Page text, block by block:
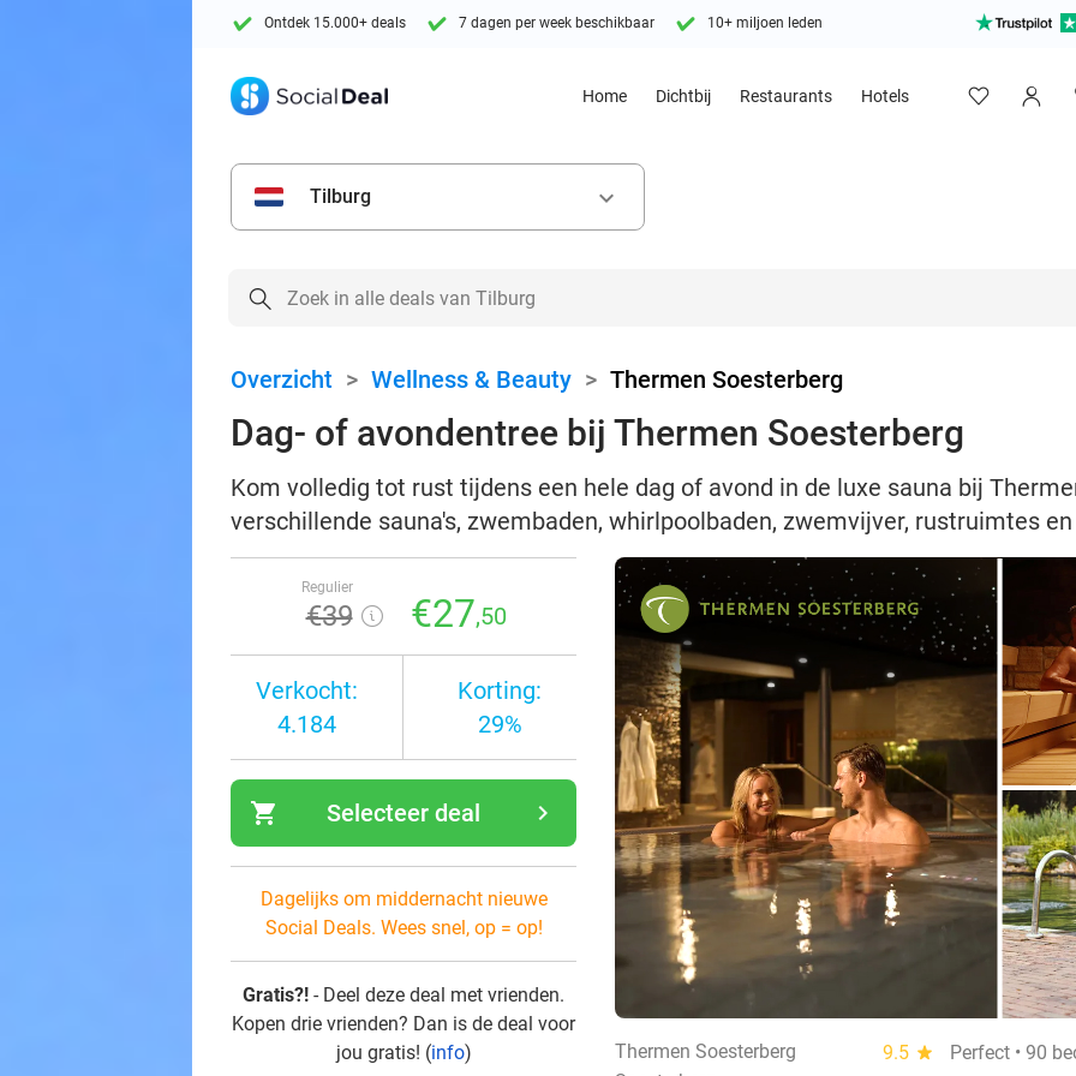
Ontdek 15.000+ deals 7 dagen per week beschikbaar 10+ miljoen leden
Home Dichtbij Restaurants Hotels
Tilburg keyboard_arrow_down
Overzicht > Wellness & Beauty > Thermen Soesterberg
Dag- of avondentree bij Thermen Soesterberg
Kom volledig tot rust tijdens een hele dag of avond in de luxe sauna bij
verschillende sauna's, zwembaden, whirlpoolbaden, zwemvijver, rustruimtes
Regulier
€39 €27,50
Verkocht:
4.184
Korting:
29%
shopping_cart navigate_next
Selecteer deal
Dagelijks om middernacht nieuwe
Social Deals. Wees snel, op = op!
Gratis?! - Deel deze deal met vrienden.
Kopen drie vrienden? Dan is de deal voor
jou gratis! (info) Thermen Soesterberg 9.5 star
Perfect • 90